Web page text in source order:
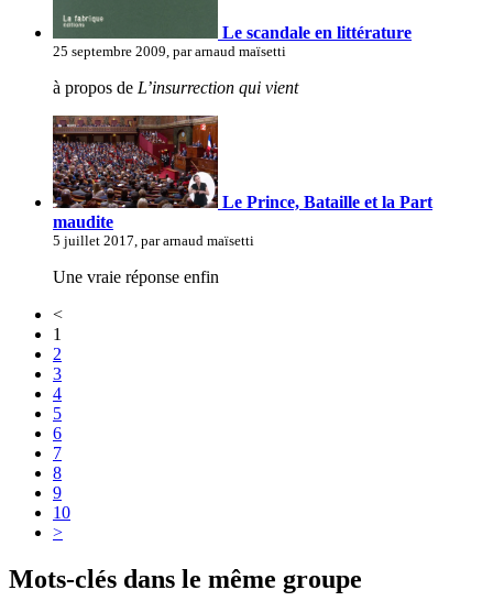
Le scandale en littérature
25 septembre 2009, par arnaud maïsetti
à propos de L’insurrection qui vient
Le Prince, Bataille et la Part
maudite
5 juillet 2017, par arnaud maïsetti
Une vraie réponse enfin
<
1
2
3
4
5
6
7
8
9
10
>
Mots-clés dans le même groupe